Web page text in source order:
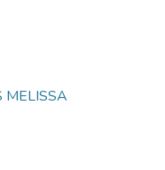
MELISSA